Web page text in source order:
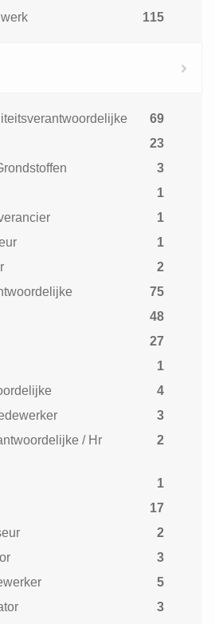
werk
115
69
23
3
1
1
1
2
75
48
27
1
4
3
2
1
17
2
3
5
3